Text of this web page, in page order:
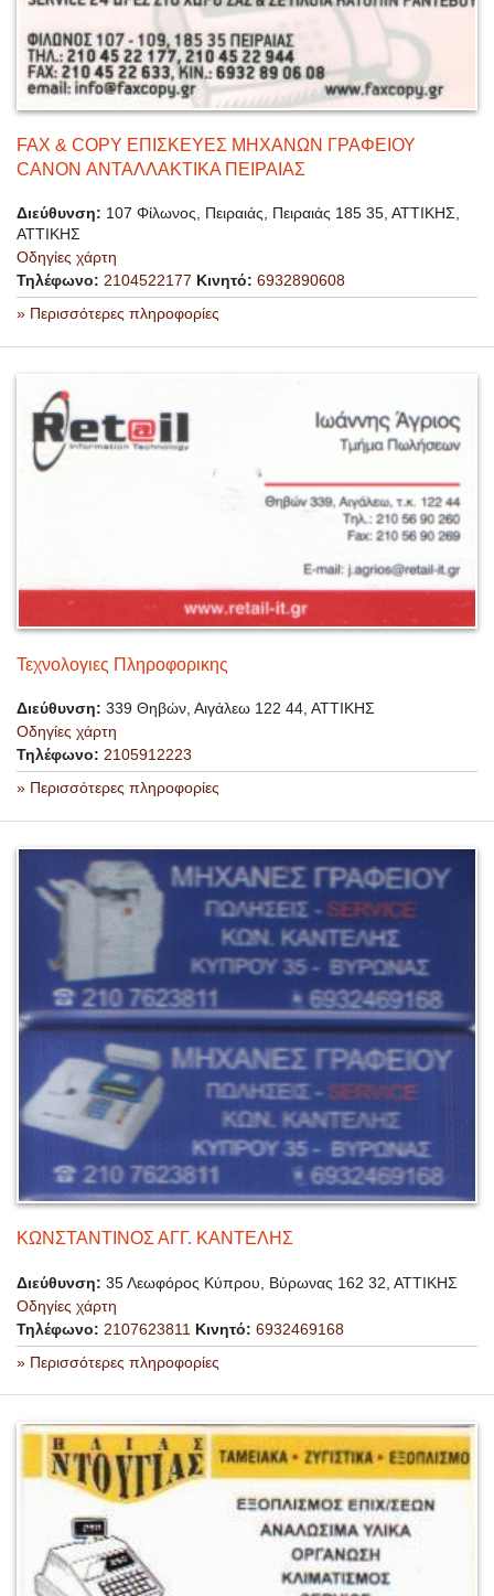
FAX & COPY ΕΠΙΣΚΕΥΕΣ ΜΗΧΑΝΩΝ ΓΡΑΦΕΙΟΥ
CANON ΑΝΤΑΛΛΑΚΤΙΚΑ ΠΕΙΡΑΙΑΣ
Διεύθυνση: 107 Φίλωνος, Πειραιάς, Πειραιάς 185 35, ΑΤΤΙΚΗΣ,
ΑΤΤΙΚΗΣ
Οδηγίες χάρτη
Τηλέφωνο: 2104522177 Κινητό: 6932890608
» Περισσότερες πληροφορίες
Τεχνολογιες Πληροφορικης
Διεύθυνση: 339 Θηβών, Αιγάλεω 122 44, ΑΤΤΙΚΗΣ
Οδηγίες χάρτη
Τηλέφωνο: 2105912223
» Περισσότερες πληροφορίες
ΚΩΝΣΤΑΝΤΙΝΟΣ ΑΓΓ. ΚΑΝΤΕΛΗΣ
Διεύθυνση: 35 Λεωφόρος Κύπρου, Βύρωνας 162 32, ΑΤΤΙΚΗΣ
Οδηγίες χάρτη
Τηλέφωνο: 2107623811 Κινητό: 6932469168
» Περισσότερες πληροφορίες